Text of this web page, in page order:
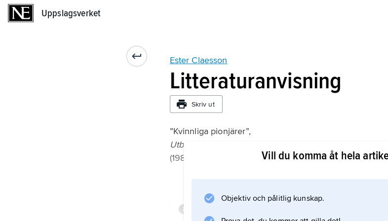
Uppslagsverket
Ester Claesson
Litteraturanvisning
Skriv ut
”Kvinnliga pionjärer”,
Utblick landskap
(1989);
Vill du komma åt hela
Objektiv och pålitlig kunskap.